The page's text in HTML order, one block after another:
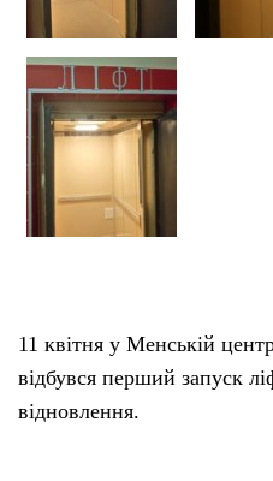
11 квітня у Менській
відбувся перший запуск
відновлення.